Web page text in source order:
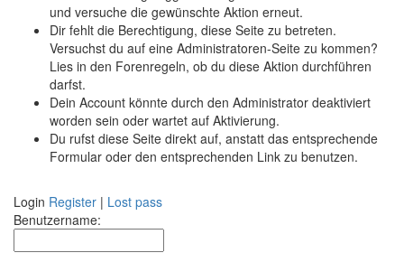
und versuche die gewünschte Aktion erneut.
Dir fehlt die Berechtigung, diese Seite zu betreten.
Versuchst du auf eine Administratoren-Seite zu kommen?
Lies in den Forenregeln, ob du diese Aktion durchführen
darfst.
Dein Account könnte durch den Administrator deaktiviert
worden sein oder wartet auf Aktivierung.
Du rufst diese Seite direkt auf, anstatt das entsprechende
Formular oder den entsprechenden Link zu benutzen.
Login Register | Lost pass
Benutzername: